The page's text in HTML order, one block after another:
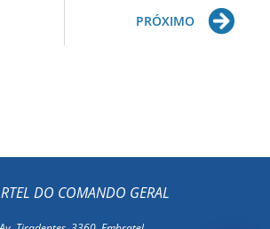
PRÓXIMO
DO COMANDO GERAL